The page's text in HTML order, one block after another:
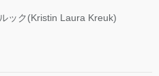
ック(Kristin Laura Kreuk)